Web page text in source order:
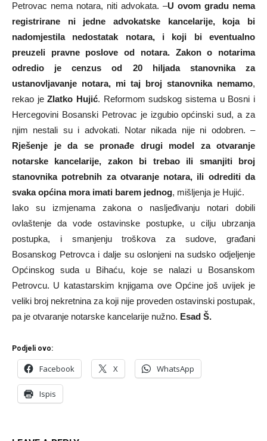
Petrovac nema notara, niti advokata. –U ovom gradu nema
registrirane ni jedne advokatske kancelarije, koja bi
nadomjestila nedostatak notara, i koji bi eventualno
preuzeli pravne poslove od notara. Zakon o notarima
odredio je cenzus od 20 hiljada stanovnika za
ustanovljavanje notara, mi taj broj stanovnika nemamo,
rekao jeZlatko Hujić. Reformom sudskog sistema u Bosni i
Hercegovini Bosanski Petrovac je izgubio općinski sud, a za
njim nestali su i advokati. Notar nikada nije ni odobren. –
Rješenje je da se pronađe drugi model za otvaranje
notarske kancelarije, zakon bi trebao ili smanjiti broj
stanovnika potrebnih za otvaranje notara, ili odrediti da
svaka općina mora imati barem jednog, mišljenja je Hujić.
Iako su izmjenama zakona o nasljeđivanju notari dobili
ovlaštenje da vode ostavinske postupke, u cilju ubrzanja
postupka, i smanjenju troškova za sudove, građani
Bosanskog Petrovca i dalje su oslonjeni na sudsko odjeljenje
Općinskog suda u Bihaću, koje se nalazi u Bosanskom
Petrovcu. U katastarskim knjigama ove Općine još uvijek je
veliki broj nekretnina za koji nije proveden ostavinski postupak,
pa je otvaranje notarske kancelarije nužno. Esad Š.
Podjeli ovo:
Facebook X WhatsApp
Ispis